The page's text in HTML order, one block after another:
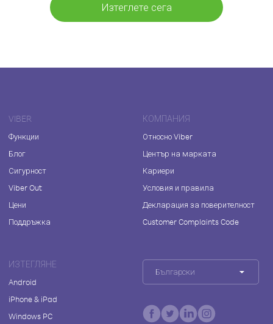
Изтеглете сега
VIBER
Функции
Блог
Сигурност
Viber Out
Цени
Поддръжка
КОМПАНИЯ
Относно Viber
Център на марката
Кариери
Условия и правила
Декларация за поверителност
Customer Complaints Code
ИЗТЕГЛЯНЕ
Android
iPhone & iPad
Windows PC
Български